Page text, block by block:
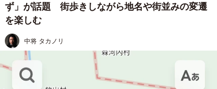
ず」が話題 街歩きしながら地名や街並みの変遷
を楽しむ
中将 タカノリ